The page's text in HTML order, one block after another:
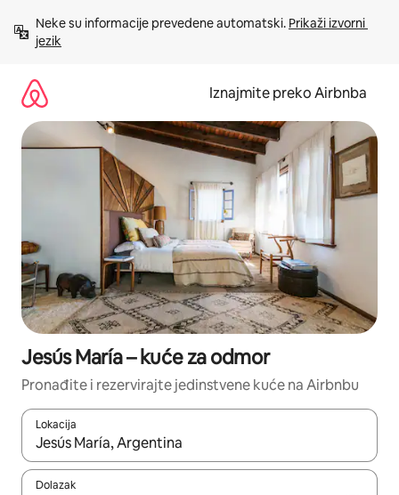
sadržaj
Neke su informacije prevedene automatski. Prikaži izvorni
jezik
Iznajmite preko Airbnba
Jesús María – kuće za odmor
Pronađite i rezervirajte jedinstvene kuće na Airbnbu
Lokacija
Kada budu dostupni rezultati, moći ćete ih pregledati
Dolazak